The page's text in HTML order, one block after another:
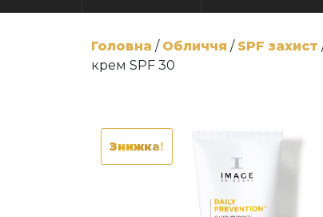
Головна / Обличчя / SPF захист
крем SPF 30
Знижка!